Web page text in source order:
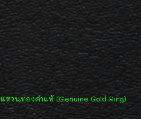
แหวนทองคำแท้ (Genuine Gold Ring)